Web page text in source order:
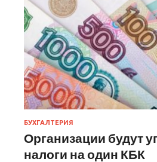
БУХГАЛТЕРИЯ
Организации будут
налоги на один КБК